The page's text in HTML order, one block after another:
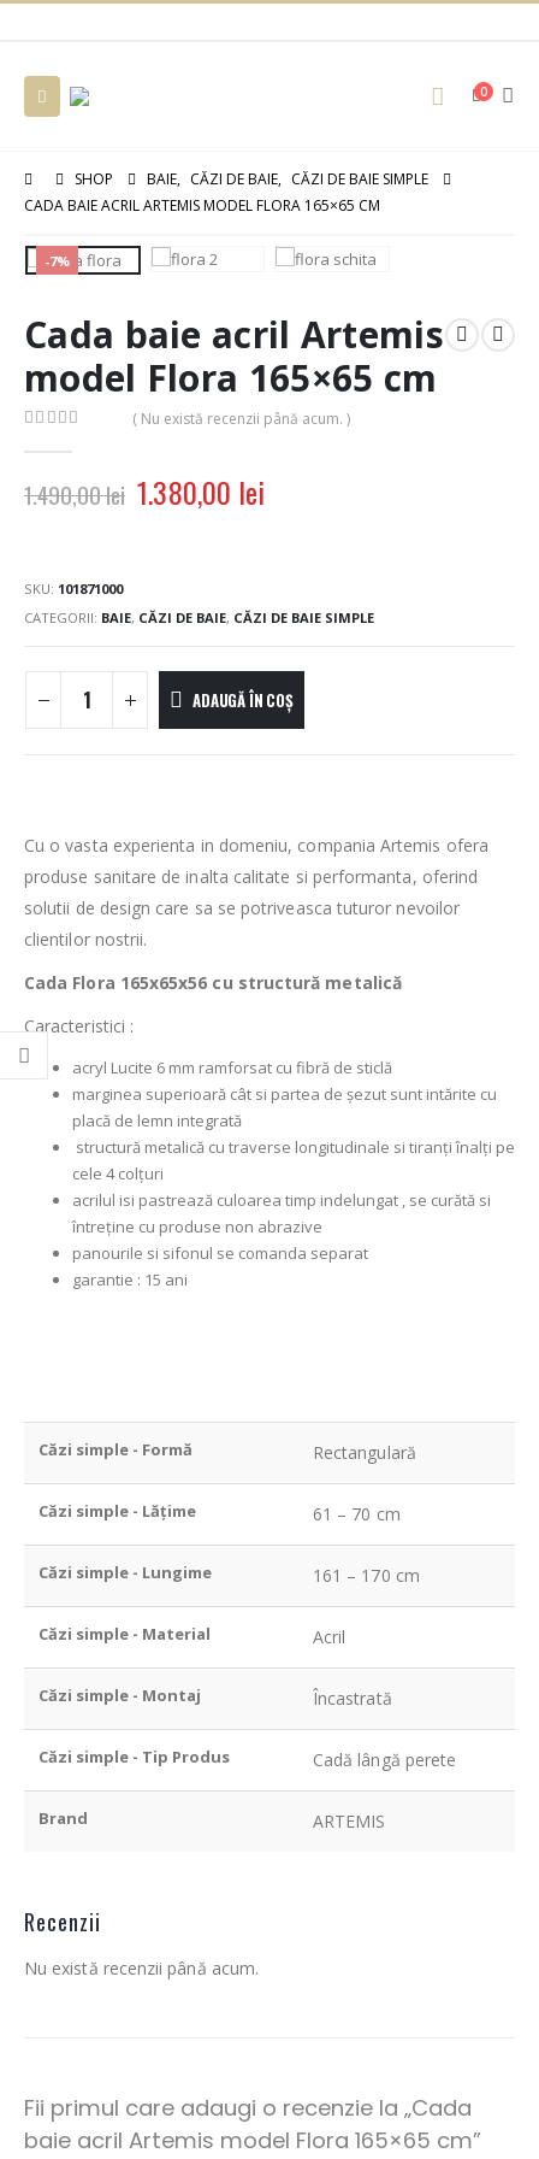
0
SHOP BAIE, CĂZI DE BAIE, CĂZI DE BAIE SIMPLE
CADA BAIE ACRIL ARTEMIS MODEL FLORA 165×65 CM
-7%
Cada baie acril Artemis
model Flora 165×65 cm
( Nu există recenzii până acum. )
1.490,00lei 1.380,00 lei
SKU: 101871000
CATEGORII: BAIE, CĂZI DE BAIE, CĂZI DE BAIE SIMPLE
ADAUGĂ ÎN COȘ
Cu o vasta experienta in domeniu, compania Artemis ofera
produse sanitare de inalta calitate si performanta, oferind
solutii de design care sa se potriveasca tuturor nevoilor
clientilor nostrii.
Cada Flora 165x65x56 cu structură metalică
Caracteristici :
acryl Lucite 6 mm ramforsat cu fibră de sticlă
marginea superioară cât si partea de șezut sunt intărite cu
placă de lemn integrată
structură metalică cu traverse longitudinale si tiranți înalți pe
cele 4 colțuri
acrilul isi pastrează culoarea timp indelungat , se curătă si
întreține cu produse non abrazive
panourile si sifonul se comanda separat
garantie : 15 ani
Căzi simple - Formă Rectangulară
Căzi simple - Lățime 61 – 70 cm
Căzi simple - Lungime 161 – 170 cm
Căzi simple - Material Acril
Căzi simple - Montaj Încastrată
Căzi simple - Tip Produs Cadă lângă perete
Brand ARTEMIS
Recenzii
Nu există recenzii până acum.
Fii primul care adaugi o recenzie la „Cada
baie acril Artemis model Flora 165×65 cm”